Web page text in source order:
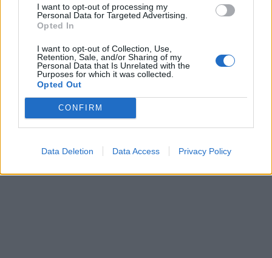
I want to opt-out of processing my
Personal Data for Targeted Advertising.
Opted In
I want to opt-out of Collection, Use,
Retention, Sale, and/or Sharing of my
Personal Data that Is Unrelated with the
Purposes for which it was collected.
Opted Out
CONFIRM
Data Deletion Data Access Privacy Policy
Dell Technologies: Νέα
στρατηγική στον τομέα του
Daikin Hellas: Παρουσίασε